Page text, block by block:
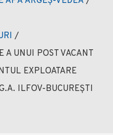
/
A UNUI POST VACANT
EXPLOATARE
ILFOV-BUCUREȘTI